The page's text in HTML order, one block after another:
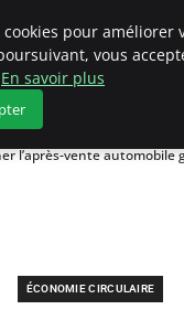
l’après-vente automobile
ÉCONOMIE CIRCULAIRE
pour améliorer
vous
En savoir plus